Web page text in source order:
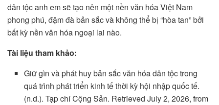
dân tộc anh em sẽ tạo nên một nền văn hóa Việt Nam
phong phú, đậm đà bản sắc và không thể bị “hòa tan” bởi
bất kỳ nền văn hóa ngoại lai nào.
Tài liệu tham khảo:
Giữ gìn và phát huy bản sắc văn hóa dân tộc trong
quá trình phát triển kinh tế thời kỳ hội nhập quốc tế.
(n.d.). Tạp chí Cộng Sản. Retrieved July 2, 2026, from